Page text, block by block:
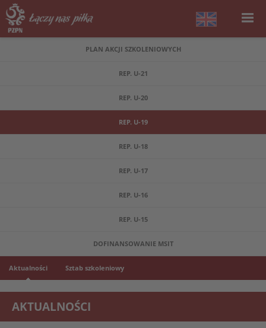
PLAN AKCJI SZKOLENIOWYCH
REP. U-21
REP. U-20
REP. U-19
REP. U-18
REP. U-17
REP. U-16
REP. U-15
DOFINANSOWANIE MSIT
Aktualności Sztab szkoleniowy
AKTUALNOŚCI